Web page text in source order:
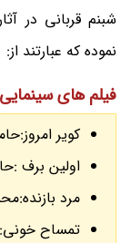
شبنم قربانی در
نموده که عبارتند از:
فیلم های
کویر
اولین برف
مرد
تمساح